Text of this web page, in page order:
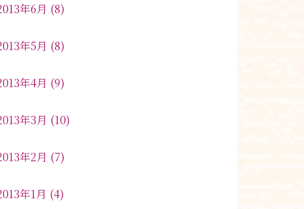
年6月 (8)
年5月 (8)
年4月 (9)
年3月 (10)
年2月 (7)
年1月 (4)